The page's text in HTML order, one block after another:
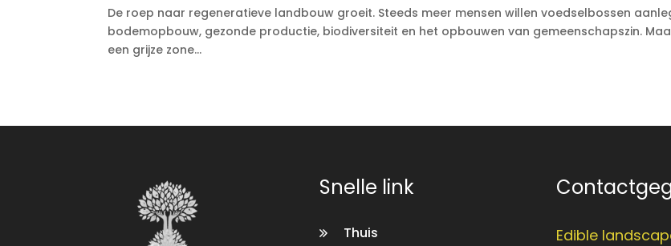
De roep naar regeneratieve landbouw groeit. Steeds meer mensen willen voedselbossen
bodemopbouw, gezonde productie, biodiversiteit en het opbouwen van gemeenschapszin.
een grijze zone...
Snelle link
Thuis
Edible